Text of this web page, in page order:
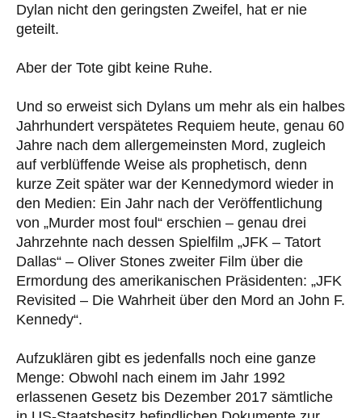
Dylan nicht den geringsten Zweifel, hat er nie
geteilt.
Aber der Tote gibt keine Ruhe.
Und so erweist sich Dylans um mehr als ein halbes
Jahrhundert verspätetes Requiem heute, genau 60
Jahre nach dem allergemeinsten Mord, zugleich
auf verblüffende Weise als prophetisch, denn
kurze Zeit später war der Kennedymord wieder in
den Medien: Ein Jahr nach der Veröffentlichung
von „Murder most foul“ erschien – genau drei
Jahrzehnte nach dessen Spielfilm „JFK – Tatort
Dallas“ – Oliver Stones zweiter Film über die
Ermordung des amerikanischen Präsidenten: „JFK
Revisited – Die Wahrheit über den Mord an John F.
Kennedy“.
Aufzuklären gibt es jedenfalls noch eine ganze
Menge: Obwohl nach einem im Jahr 1992
erlassenen Gesetz bis Dezember 2017 sämtliche